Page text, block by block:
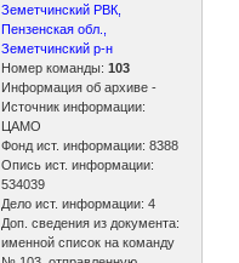
Земетчинский РВК,
Пензенская обл.,
Земетчинский р-н
Номер команды:103
Информация об архиве -
Источник информации:
ЦАМО
Фонд ист. информации: 8388
Опись ист. информации:
534039
Дело ист. информации: 4
Доп. сведения из документа:
именной список на команду